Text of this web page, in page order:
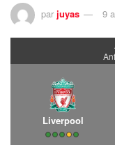
par juyas 9
Liverpool